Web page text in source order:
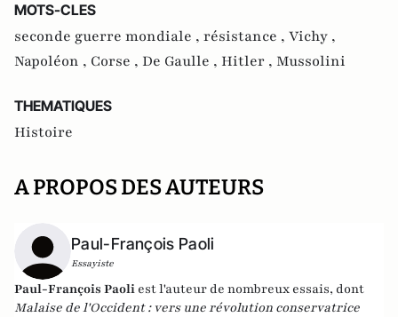
MOTS-CLES
seconde guerre mondiale , résistance , Vichy ,
Napoléon , Corse , De Gaulle , Hitler , Mussolini
THEMATIQUES
Histoire
A PROPOS DES AUTEURS
Paul-François Paoli
Essayiste
Paul-François Paoli est l'auteur de nombreux essais, dont
Malaise de l'Occident : vers une révolution conservatrice